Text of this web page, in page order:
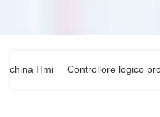
Hmi Controllore logico